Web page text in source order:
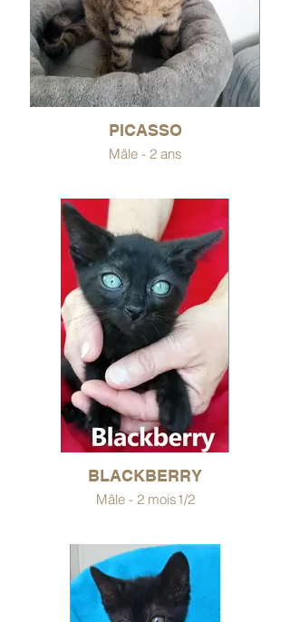
PICASSO
Mâle - 2 ans
BLACKBERRY
Mâle - 2 mois1/2